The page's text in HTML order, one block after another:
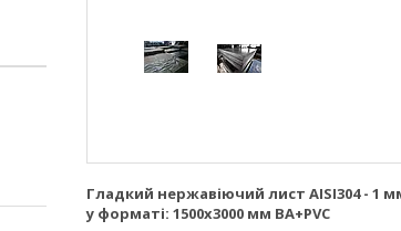
Гладкий нержавіючий лист AISI304 - 1
у форматі: 1500х3000 мм BA+PVC